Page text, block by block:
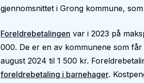
gjennomsnittet i Grong kommune,
Foreldrebetalingen var i 2023 på
000. De er en av kommunene som
august 2024 til 1 500 kr.
foreldrebetaling i barnehager.